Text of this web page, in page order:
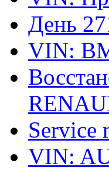
День
VIN:
Service
VIN: